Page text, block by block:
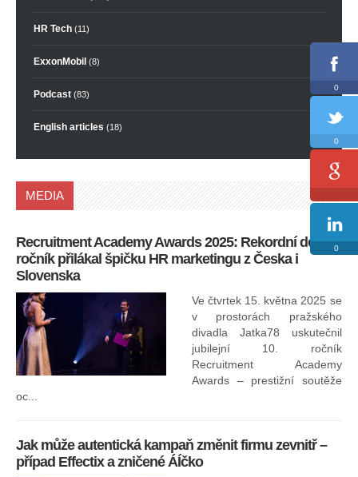
HR Tech (11)
ExxonMobil (8)
Podcast (83)
English articles (18)
MEDIA
Recruitment Academy Awards 2025: Rekordní desátý
ročník přilákal špičku HR marketingu z Česka i
Slovenska
Ve čtvrtek 15. května 2025 se
v prostorách pražského
divadla Jatka78 uskutečnil
jubilejní 10. ročník
Recruitment Academy
Awards – prestižní soutěže
oc...
Jak může autentická kampaň změnit firmu zevnitř –
případ Effectix a zničené ÁÍčko
0
0
0